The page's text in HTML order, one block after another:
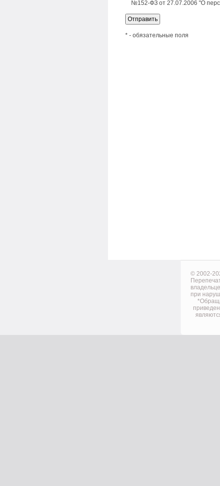
№152-ФЗ от 27.07.2006 "О
* - обязательные поля
© 2002-
при